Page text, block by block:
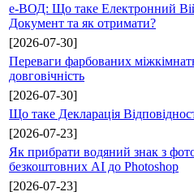
е-ВОД: Що таке Електронний
Документ та як отримати?
[2026-07-30]
Переваги фарбованих
довговічність
[2026-07-30]
Що таке Декларація
[2026-07-23]
Як прибрати водяний знак з
безкоштовних AI до Photoshop
[2026-07-23]